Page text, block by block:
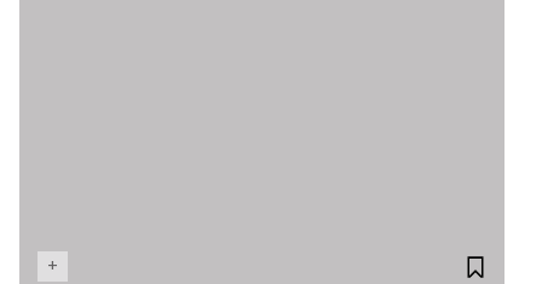
+